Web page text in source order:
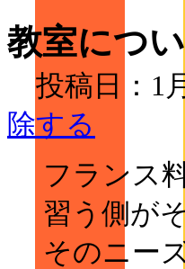
教室につ
投稿日：1
除する
フランス
習う側が
そのニー